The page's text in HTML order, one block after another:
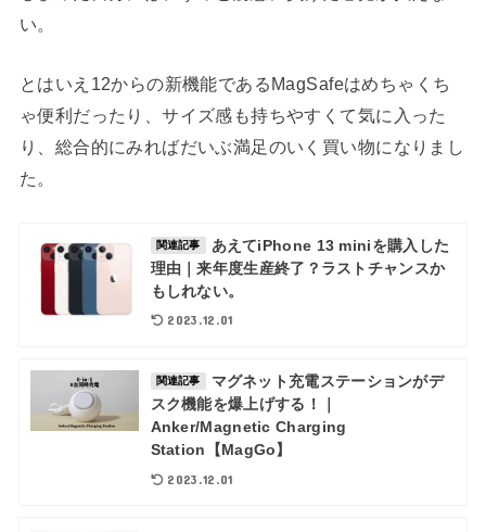
い。
とはいえ12からの新機能であるMagSafeはめちゃくち
ゃ便利だったり、サイズ感も持ちやすくて気に入った
り、総合的にみればだいぶ満足のいく買い物になりまし
た。
関連記事
あえてiPhone 13 miniを購入した
理由｜来年度生産終了？ラストチャンスか
もしれない。
2023.12.01
関連記事
マグネット充電ステーションがデ
スク機能を爆上げする！｜
Anker/Magnetic Charging
Station【MagGo】
2023.12.01